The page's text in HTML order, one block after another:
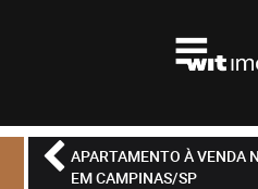
APARTAMENTO À VENDA
EM CAMPINAS/SP